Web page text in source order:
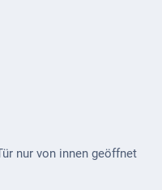
nur von innen geöffnet